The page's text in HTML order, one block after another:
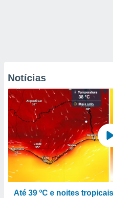
Notícias
Até 39 ºC e noites